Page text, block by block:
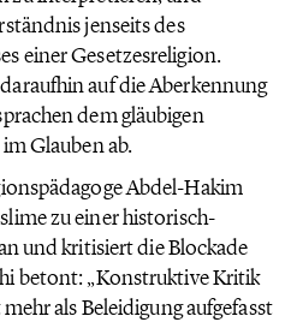
jenseits des
einer Gesetzesreligion.
auf die Aberkennung
dem gläubigen
Glauben ab.
Abdel-Hakim
zu einer historisch-
und kritisiert die Blockade
betont: „Konstruktive Kritik
als Beleidigung aufgefasst